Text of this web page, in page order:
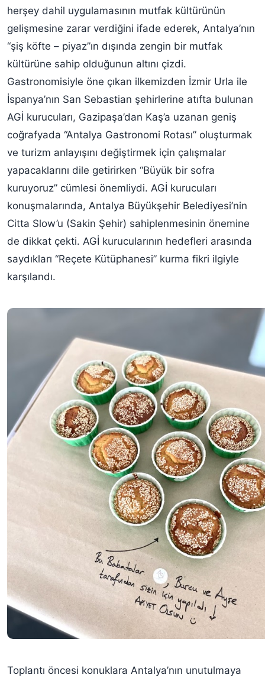
herşey dahil uygulamasının mutfak kültürünün
gelişmesine zarar verdiğini ifade ederek, Antalya’nın
“şiş köfte – piyaz”ın dışında zengin bir mutfak
kültürüne sahip olduğunun altını çizdi.
Gastronomisiyle öne çıkan ilkemizden İzmir Urla ile
İspanya’nın San Sebastian şehirlerine atıfta bulunan
AGİ kurucuları, Gazipaşa’dan Kaş’a uzanan geniş
coğrafyada “Antalya Gastronomi Rotası” oluşturmak
ve turizm anlayışını değiştirmek için çalışmalar
yapacaklarını dile getirirken “Büyük bir sofra
kuruyoruz” cümlesi önemliydi. AGİ kurucuları
konuşmalarında, Antalya Büyükşehir Belediyesi’nin
Citta Slow’u (Sakin Şehir) sahiplenmesinin önemine
de dikkat çekti. AGİ kurucularının hedefleri arasında
saydıkları “Reçete Kütüphanesi” kurma fikri ilgiyle
karşılandı.
Toplantı öncesi konuklara Antalya’nın unutulmaya